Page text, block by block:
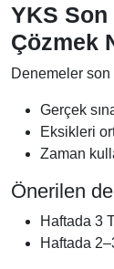
YKS Son
Çözmek
Denemeler son
Gerçek
Eksikleri
Zaman
Önerilen
Haftada 3
Haftada